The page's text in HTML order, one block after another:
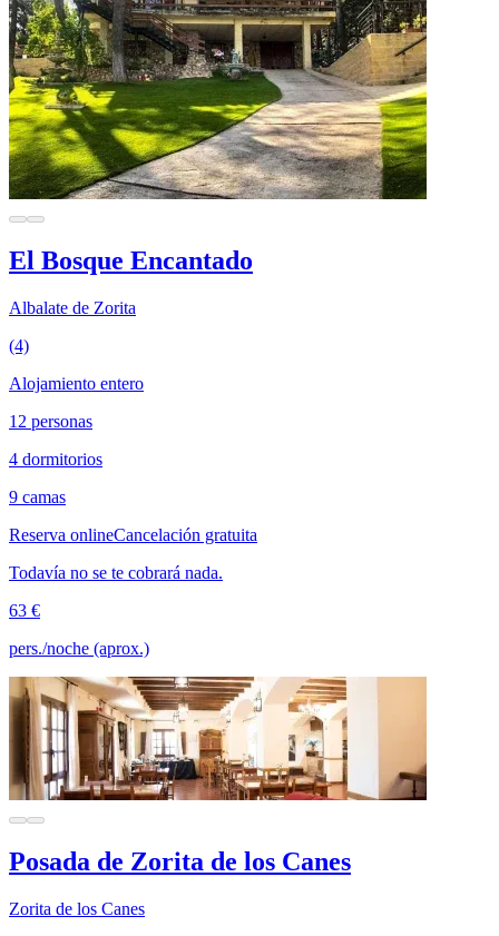
El Bosque Encantado
Albalate de Zorita
(4)
Alojamiento entero
12 personas
4 dormitorios
9 camas
Reserva onlineCancelación gratuita
Todavía no se te cobrará nada.
63 €
pers./noche (aprox.)
Posada de Zorita de los Canes
Zorita de los Canes